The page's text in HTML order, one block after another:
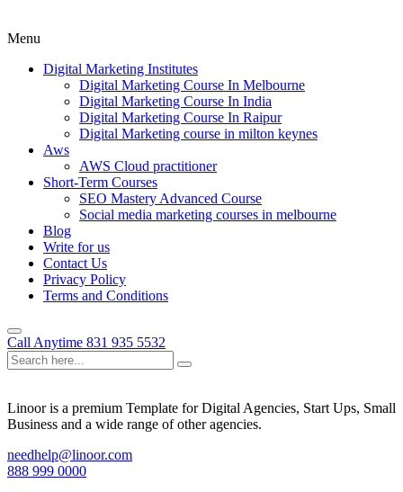
Menu
Digital Marketing Institutes
Digital Marketing Course In Melbourne
Digital Marketing Course In India
Digital Marketing Course In Raipur
Digital Marketing course in milton keynes
Aws
AWS Cloud practitioner
Short-Term Courses
SEO Mastery Advanced Course
Social media marketing courses in melbourne
Blog
Write for us
Contact Us
Privacy Policy
Terms and Conditions
Call Anytime 831 935 5532
Linoor is a premium Template for Digital Agencies, Start Ups, Small
Business and a wide range of other agencies.
needhelp@linoor.com
888 999 0000